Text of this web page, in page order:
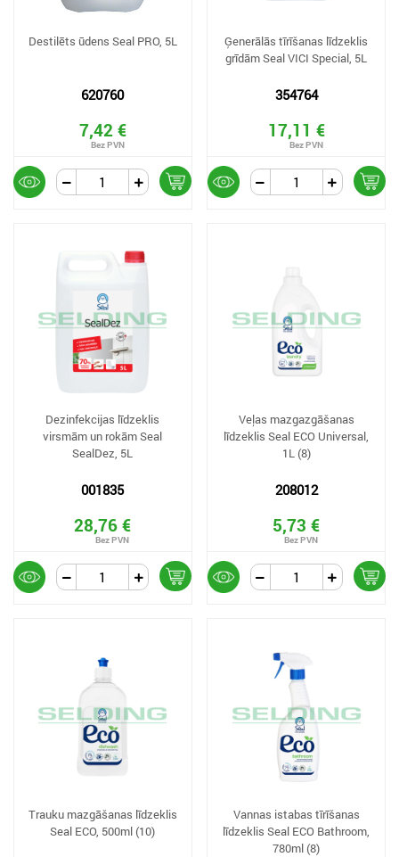
Destilēts ūdens Seal PRO, 5L
620760
7,42 €
Ģenerālās tīrīšanas līdzeklis
grīdām Seal VICI Special, 5L
354764
17,11 €
Dezinfekcijas līdzeklis
virsmām un rokām Seal
SealDez, 5L
001835
28,76 €
Veļas mazgazgāšanas
līdzeklis Seal ECO Universal,
1L (8)
208012
5,73 €
Trauku mazgāšanas līdzeklis
Seal ECO, 500ml (10)
Vannas istabas tīrīšanas
līdzeklis Seal ECO Bathroom,
780ml (8)